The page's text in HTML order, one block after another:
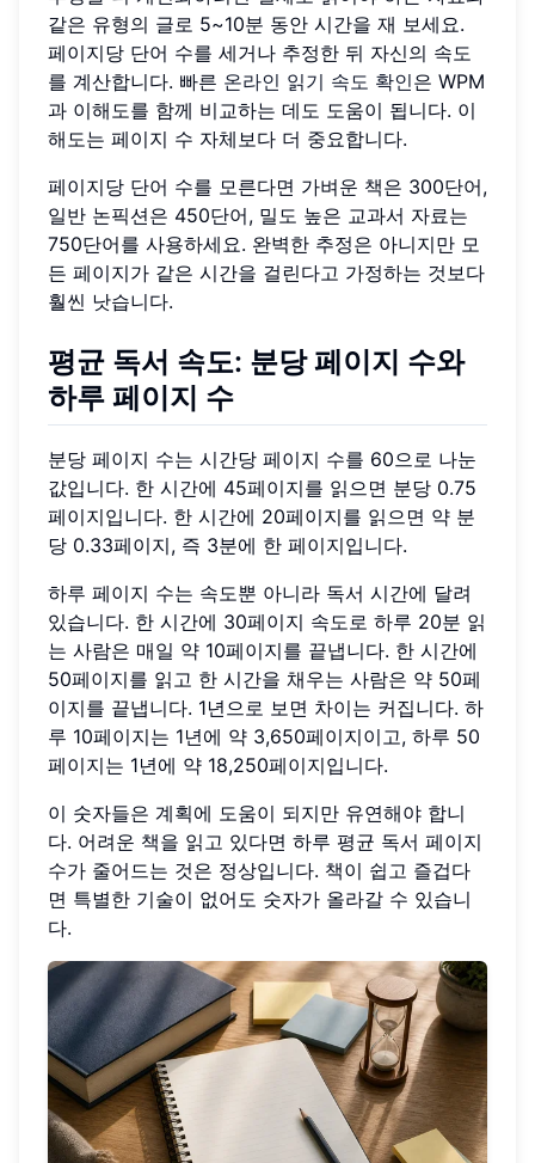
같은 유형의 글로 5~10분 동안 시간을 재 보세요.
페이지당 단어 수를 세거나 추정한 뒤 자신의 속도
를 계산합니다. 빠른 온라인 읽기 속도 확인은 WPM
과 이해도를 함께 비교하는 데도 도움이 됩니다. 이
해도는 페이지 수 자체보다 더 중요합니다.
페이지당 단어 수를 모른다면 가벼운 책은 300단어,
일반 논픽션은 450단어, 밀도 높은 교과서 자료는
750단어를 사용하세요. 완벽한 추정은 아니지만 모
든 페이지가 같은 시간을 걸린다고 가정하는 것보다
훨씬 낫습니다.
평균 독서 속도: 분당 페이지 수와
하루 페이지 수
분당 페이지 수는 시간당 페이지 수를 60으로 나눈
값입니다. 한 시간에 45페이지를 읽으면 분당 0.75
페이지입니다. 한 시간에 20페이지를 읽으면 약 분
당 0.33페이지, 즉 3분에 한 페이지입니다.
하루 페이지 수는 속도뿐 아니라 독서 시간에 달려
있습니다. 한 시간에 30페이지 속도로 하루 20분 읽
는 사람은 매일 약 10페이지를 끝냅니다. 한 시간에
50페이지를 읽고 한 시간을 채우는 사람은 약 50페
이지를 끝냅니다. 1년으로 보면 차이는 커집니다. 하
루 10페이지는 1년에 약 3,650페이지이고, 하루 50
페이지는 1년에 약 18,250페이지입니다.
이 숫자들은 계획에 도움이 되지만 유연해야 합니
다. 어려운 책을 읽고 있다면 하루 평균 독서 페이지
수가 줄어드는 것은 정상입니다. 책이 쉽고 즐겁다
면 특별한 기술이 없어도 숫자가 올라갈 수 있습니
다.